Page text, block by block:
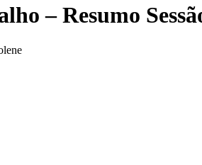
– Resumo